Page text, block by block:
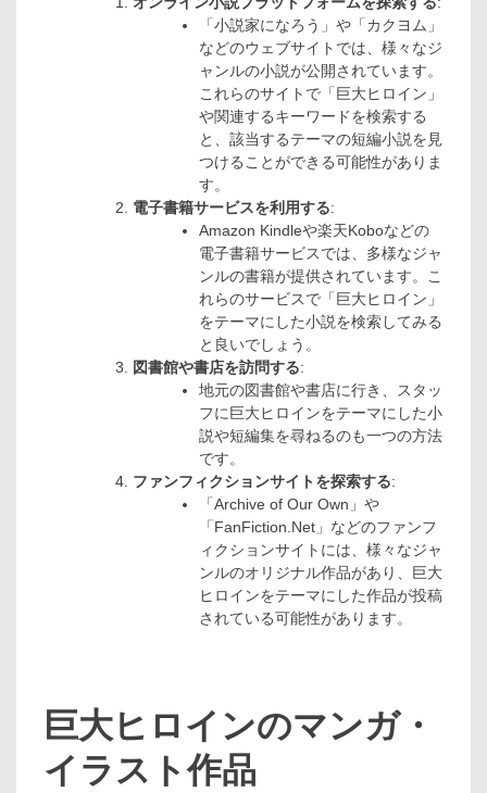
「小説家になろう」や「カクヨム」
などのウェブサイトでは、様々なジ
ャンルの小説が公開されています。
これらのサイトで「巨大ヒロイン」
や関連するキーワードを検索する
と、該当するテーマの短編小説を見
つけることができる可能性がありま
す。
電子書籍サービスを利用する:
Amazon Kindleや楽天Koboなどの
電子書籍サービスでは、多様なジャ
ンルの書籍が提供されています。こ
れらのサービスで「巨大ヒロイン」
をテーマにした小説を検索してみる
と良いでしょう。
図書館や書店を訪問する:
地元の図書館や書店に行き、スタッ
フに巨大ヒロインをテーマにした小
説や短編集を尋ねるのも一つの方法
です。
ファンフィクションサイトを探索する:
「Archive of Our Own」や
「FanFiction.Net」などのファンフ
ィクションサイトには、様々なジャ
ンルのオリジナル作品があり、巨大
ヒロインをテーマにした作品が投稿
されている可能性があります。
巨大ヒロインのマンガ・
イラスト作品